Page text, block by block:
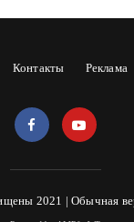
Контакты Реклама
2021 |Обычная